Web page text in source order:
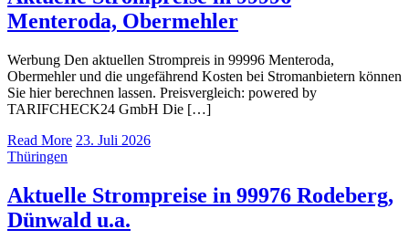
Menteroda, Obermehler
Werbung Den aktuellen Strompreis in 99996 Menteroda,
Obermehler und die ungefährend Kosten bei Stromanbietern können
Sie hier berechnen lassen. Preisvergleich: powered by
TARIFCHECK24 GmbH Die […]
Read More 23. Juli 2026
Thüringen
Aktuelle Strompreise in 99976 Rodeberg,
Dünwald u.a.